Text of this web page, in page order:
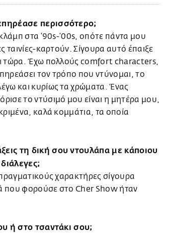
περισσότερο;
στα ’90s-’00s, οπότε πάντα μου
ταινίες-καρτούν. Σίγουρα αυτό έπαιξε
τώρα. Έχω πολλούς comfort characters,
τον τρόπο που ντύνομαι, το
και κυρίως τα χρώματα. Ένας
το ντύσιμό μου είναι η μητέρα μου,
καλά κομμάτια, τα οποία
τη δική σου ντουλάπα με κάποιου
χαρακτήρες σίγουρα
που φορούσε στο Cher Show ήταν
ή στο τσαντάκι σου;